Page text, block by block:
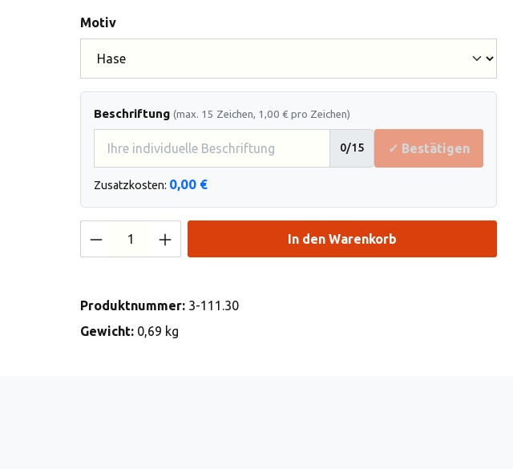
Motivauswählen
Beschriftung (max. 15 Zeichen, 1,00 € pro Zeichen)
0/15 ✓ Bestätigen
Zusatzkosten: 0,00 €
Produkt Anzahl: Gib den gewünschten Wert
In den Warenkorb
Produktnummer: 3-111.30
Gewicht: 0,69 kg